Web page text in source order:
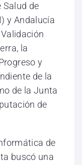
Salud de
y Andalucía
la
y
de la
de la Junta
de
de
buscó una